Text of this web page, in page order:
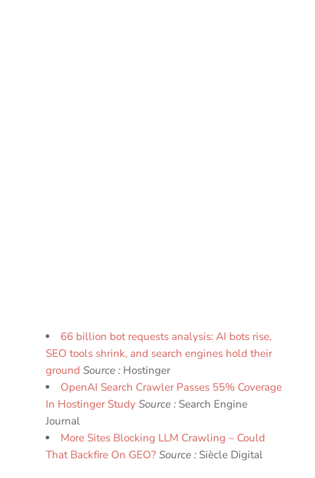
66 billion bot requests analysis: AI bots rise,
SEO tools shrink, and search engines hold their
ground Source :Hostinger
OpenAI Search Crawler Passes 55% Coverage
In Hostinger Study Source :Search Engine
Journal
More Sites Blocking LLM Crawling – Could
That Backfire On GEO? Source :Siècle Digital